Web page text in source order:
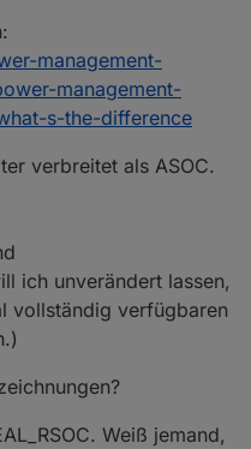
management-
management-
s-the-difference
verbreitet als ASOC.
ich unverändert lassen,
vollständig verfügbaren
Weiß jemand,